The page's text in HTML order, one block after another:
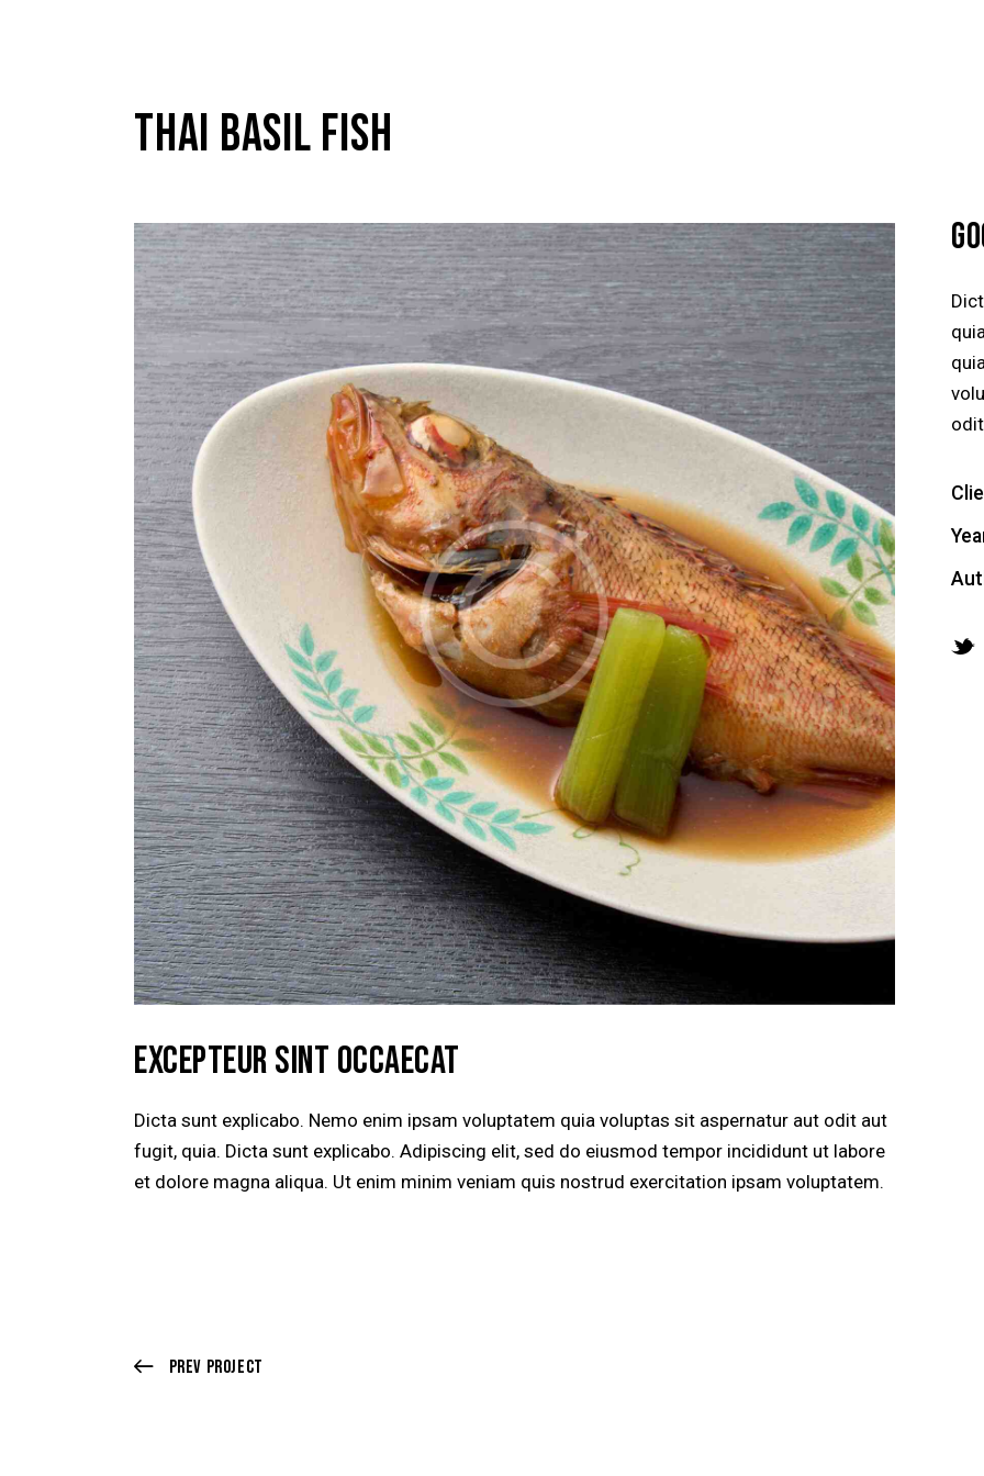
THAI BASIL FISH
EXCEPTEUR SINT OCCAECAT
Dicta sunt explicabo. Nemo enim ipsam voluptatem quia voluptas sit aspernatur aut odit aut
fugit, quia. Dicta sunt explicabo. Adipiscing elit, sed do eiusmod tempor incididunt ut labore
et dolore magna aliqua. Ut enim minim veniam quis nostrud exercitation ipsam voluptatem.
POST
Prev Project